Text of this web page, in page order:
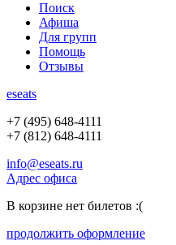
Поиск
Афиша
Для групп
Помощь
Отзывы
eseats
+7 (495) 648-4111
+7 (812) 648-4111
info@eseats.ru
Адрес офиса
В корзине нет билетов :(
продолжить оформление